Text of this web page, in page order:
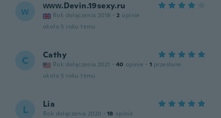
ᴡ ᴡᴡᴡ.Devin.19sexy.ru
Rok dołączenia 2018 · 2 opinie
około 5 roku temu
C Cathy
Rok dołączenia 2021 · 40 opinie · 1 przesłane
około 5 roku temu
L Lia
Rok dołączenia 2020 · 18 opinie